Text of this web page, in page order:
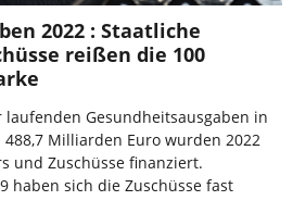
2022 : Staatliche
reißen die 100
Gesundheitsausgaben in
Milliarden Euro wurden 2022
und Zuschüsse finanziert.
haben sich die Zuschüsse fast